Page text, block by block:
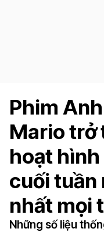
Phim
Mario trở
hoạt
cuối tuần
nhất mọi
Những số liệu